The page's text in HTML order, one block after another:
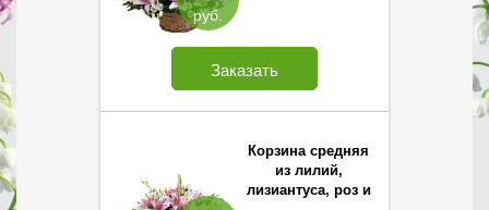
руб.
Заказать
Корзина средняя
из лилий,
лизиантуса, роз и